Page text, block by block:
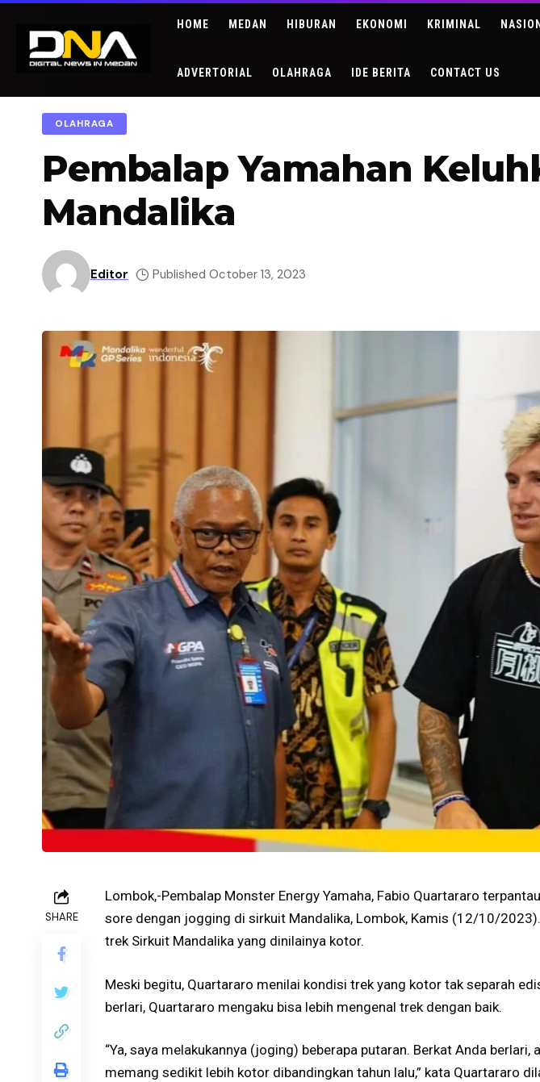
HOME MEDAN HIBURAN EKONOMI KRIMINAL
ADVERTORIAL OLAHRAGA IDE BERITA CONTACT US
OLAHRAGA
Pembalap Yamahan
Mandalika
Editor Published October 13, 2023
SHARE
Lombok,-Pembalap Monster Energy Yamaha, Fabio Quartararo
sore dengan jogging di sirkuit Mandalika, Lombok, Kamis (12/10/
trek Sirkuit Mandalika yang dinilainya kotor.
Meski begitu, Quartararo menilai kondisi trek yang kotor tak separah
berlari, Quartararo mengaku bisa lebih mengenal trek dengan baik.
“Ya, saya melakukannya (joging) beberapa putaran. Berkat Anda berlari,
memang sedikit lebih kotor dibandingkan tahun lalu,” kata Quartararo